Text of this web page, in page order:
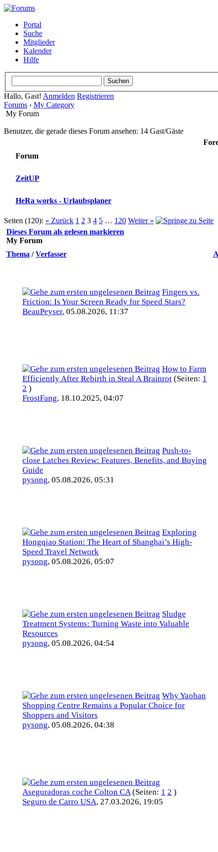
Portal
Suche
Mitglieder
Kalender
Hilfe
Hallo, Gast! Anmelden Registrieren
Forums › My Category
My Forum
Benutzer, die gerade dieses Forum ansehen: 14 Gast/Gäste
Forum
ZeitUP
HeRa works - Urlaubsplaner
Seiten (120): « Zurück 1 2 3 4 5 … 120 Weiter »
Dieses Forum als gelesen markieren
My Forum
Thema /Verfasser
Fingers vs.
Friction: Is Your Screen Ready for Speed Stars?
BeauPeyser, 05.08.2026, 11:37
How to Farm
Efficiently After Rebirth in Steal A Brainrot (Seiten: 1
2 )
FrostFang, 18.10.2025, 04:07
Push-to-
close Latches Review: Features, Benefits, and Buying
Guide
pysong, 05.08.2026, 05:31
Exploring
Hongqiao Station: The Heart of Shanghai’s High-
Speed Travel Network
pysong, 05.08.2026, 05:07
Sludge
Treatment Systems: Turning Waste into Valuable
Resources
pysong, 05.08.2026, 04:54
Why Yaohan
Shopping Centre Remains a Popular Choice for
Shoppers and Visitors
pysong, 05.08.2026, 04:38
Aseguradoras coche Colton CA (Seiten: 1 2 )
Seguro de Carro USA, 27.03.2026, 19:05